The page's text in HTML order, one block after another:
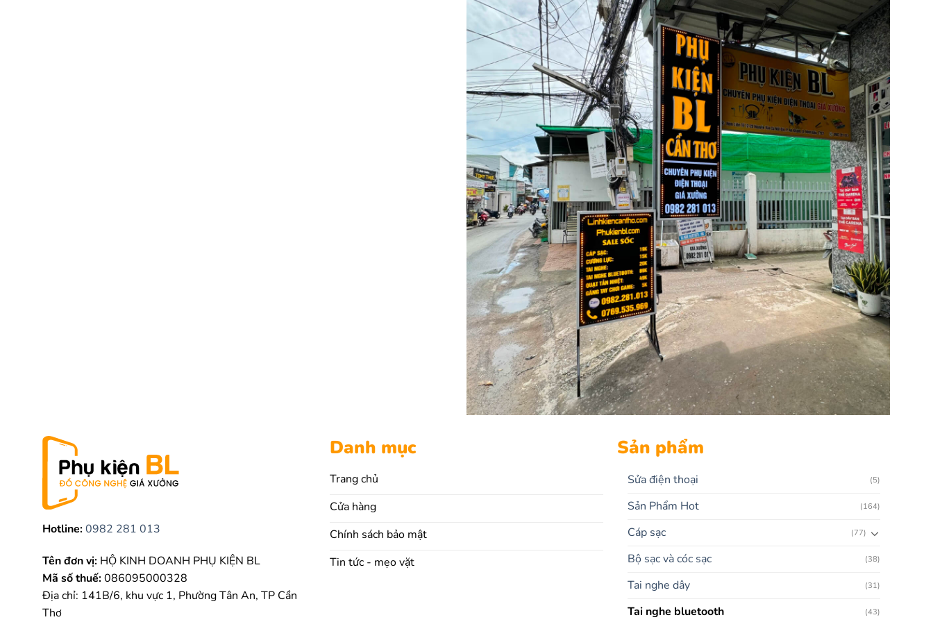
Hotline:0982 281 013
Tên đơn vị:HỘ KINH DOANH PHỤ KIỆN BL
Mã số thuế:086095000328
Địa chỉ: 141B/6, khu vực 1, Phường Tân An, TP Cần
Thơ
Danh mục
Trang chủ
Cửa hàng
Chính sách bảo mật
Tin tức - mẹo vặt
Sản phẩm
Sửa điện thoại (5)
Sản Phẩm Hot (164)
Cáp sạc (77)
Bộ sạc và cóc sạc (38)
Tai nghe dây (31)
Tai nghe bluetooth (43)